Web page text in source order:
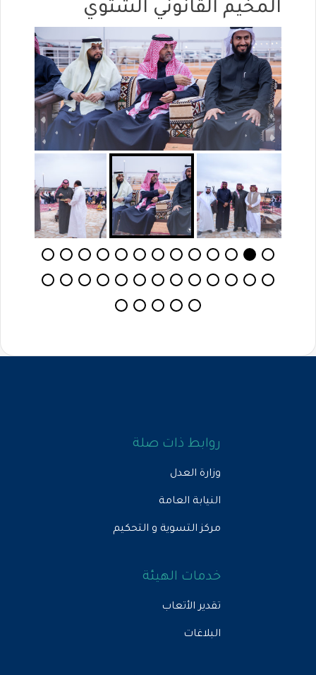
المخيم القانوني الشتوي
روابط ذات صلة
وزارة العدل
النيابة العامة
مركز التسوية و التحكيم
خدمات الهيئة
تقدير الأتعاب
البلاغات